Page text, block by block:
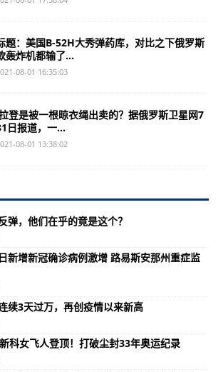
题：美国B-52H大秀弹药库，对比之下俄罗斯
轰炸机都输了...
08-01 16:35:03
登是被一根晾衣绳出卖的？据俄罗斯卫星网7
日报道，一...
08-01 13:38:02
弹，他们在乎的竟是这个？
新增新冠确诊病例激增 路易斯安那州重症监
续3天过万，再创疫情以来新高
科女飞人登顶！打破尘封33年奥运纪录